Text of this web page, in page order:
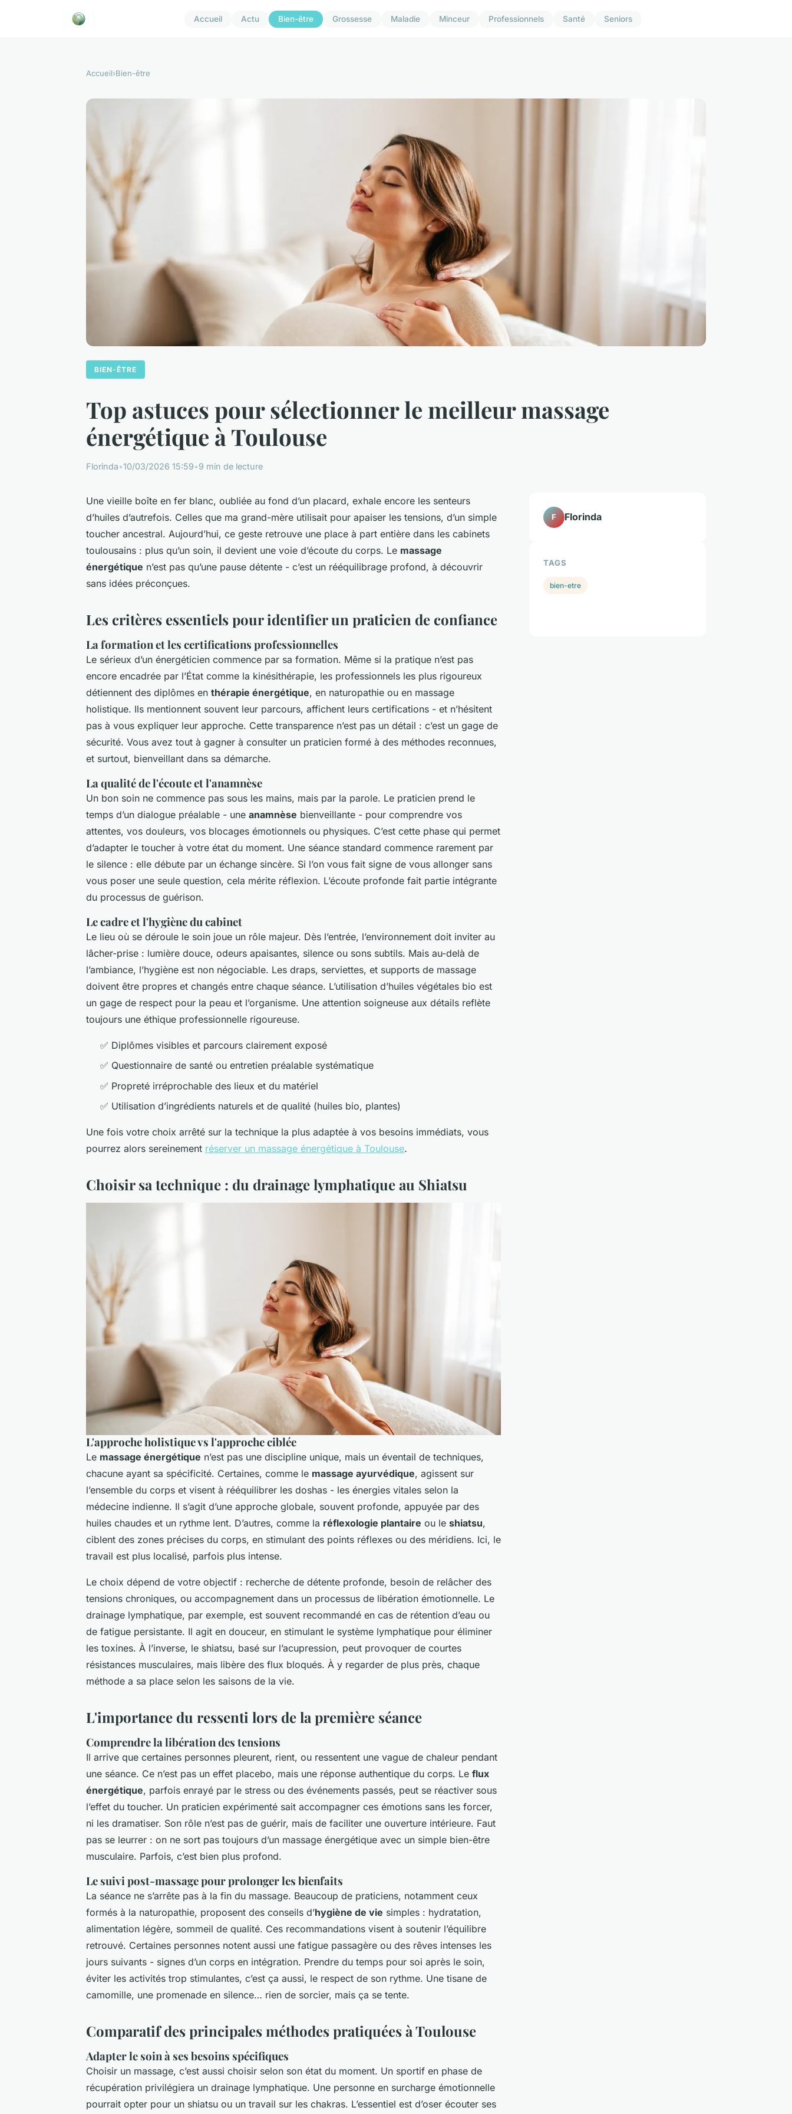
Accueil Actu Bien-être Grossesse Maladie Minceur Professionnels Santé Seniors
Accueil›Bien-être
BIEN-ÊTRE
Top astuces pour sélectionner le meilleur massage
énergétique à Toulouse
Florinda•10/03/2026 15:59•9 min de lecture
Une vieille boîte en fer blanc, oubliée au fond d’un placard, exhale encore les senteurs
d’huiles d’autrefois. Celles que ma grand-mère utilisait pour apaiser les tensions, d’un simple
toucher ancestral. Aujourd’hui, ce geste retrouve une place à part entière dans les cabinets
toulousains : plus qu’un soin, il devient une voie d’écoute du corps. Le massage
énergétique n’est pas qu’une pause détente - c’est un rééquilibrage profond, à découvrir
sans idées préconçues.
Les critères essentiels pour identifier un praticien de confiance
La formation et les certifications professionnelles
Le sérieux d’un énergéticien commence par sa formation. Même si la pratique n’est pas
encore encadrée par l’État comme la kinésithérapie, les professionnels les plus rigoureux
détiennent des diplômes en thérapie énergétique, en naturopathie ou en massage
holistique. Ils mentionnent souvent leur parcours, affichent leurs certifications - et n’hésitent
pas à vous expliquer leur approche. Cette transparence n’est pas un détail : c’est un gage de
sécurité. Vous avez tout à gagner à consulter un praticien formé à des méthodes reconnues,
et surtout, bienveillant dans sa démarche.
La qualité de l'écoute et l'anamnèse
Un bon soin ne commence pas sous les mains, mais par la parole. Le praticien prend le
temps d’un dialogue préalable - une anamnèse bienveillante - pour comprendre vos
attentes, vos douleurs, vos blocages émotionnels ou physiques. C’est cette phase qui permet
d’adapter le toucher à votre état du moment. Une séance standard commence rarement par
le silence : elle débute par un échange sincère. Si l’on vous fait signe de vous allonger sans
vous poser une seule question, cela mérite réflexion. L’écoute profonde fait partie intégrante
du processus de guérison.
Le cadre et l'hygiène du cabinet
Le lieu où se déroule le soin joue un rôle majeur. Dès l’entrée, l’environnement doit inviter au
lâcher-prise : lumière douce, odeurs apaisantes, silence ou sons subtils. Mais au-delà de
l’ambiance, l’hygiène est non négociable. Les draps, serviettes, et supports de massage
doivent être propres et changés entre chaque séance. L’utilisation d’huiles végétales bio est
un gage de respect pour la peau et l’organisme. Une attention soigneuse aux détails reflète
toujours une éthique professionnelle rigoureuse.
✅ Diplômes visibles et parcours clairement exposé
✅ Questionnaire de santé ou entretien préalable systématique
✅ Propreté irréprochable des lieux et du matériel
✅ Utilisation d’ingrédients naturels et de qualité (huiles bio, plantes)
Une fois votre choix arrêté sur la technique la plus adaptée à vos besoins immédiats, vous
pourrez alors sereinement réserver un massage énergétique à Toulouse.
Choisir sa technique : du drainage lymphatique au Shiatsu
L'approche holistique vs l'approche ciblée
Le massage énergétique n’est pas une discipline unique, mais un éventail de techniques,
chacune ayant sa spécificité. Certaines, comme le massage ayurvédique, agissent sur
l’ensemble du corps et visent à rééquilibrer les doshas - les énergies vitales selon la
médecine indienne. Il s’agit d’une approche globale, souvent profonde, appuyée par des
huiles chaudes et un rythme lent. D’autres, comme la réflexologie plantaire ou le shiatsu,
ciblent des zones précises du corps, en stimulant des points réflexes ou des méridiens. Ici, le
travail est plus localisé, parfois plus intense.
Le choix dépend de votre objectif : recherche de détente profonde, besoin de relâcher des
tensions chroniques, ou accompagnement dans un processus de libération émotionnelle. Le
drainage lymphatique, par exemple, est souvent recommandé en cas de rétention d’eau ou
de fatigue persistante. Il agit en douceur, en stimulant le système lymphatique pour éliminer
les toxines. À l’inverse, le shiatsu, basé sur l’acupression, peut provoquer de courtes
résistances musculaires, mais libère des flux bloqués. À y regarder de plus près, chaque
méthode a sa place selon les saisons de la vie.
L'importance du ressenti lors de la première séance
Comprendre la libération des tensions
Il arrive que certaines personnes pleurent, rient, ou ressentent une vague de chaleur pendant
une séance. Ce n’est pas un effet placebo, mais une réponse authentique du corps. Le flux
énergétique, parfois enrayé par le stress ou des événements passés, peut se réactiver sous
l’effet du toucher. Un praticien expérimenté sait accompagner ces émotions sans les forcer,
ni les dramatiser. Son rôle n’est pas de guérir, mais de faciliter une ouverture intérieure. Faut
pas se leurrer : on ne sort pas toujours d’un massage énergétique avec un simple bien-être
musculaire. Parfois, c’est bien plus profond.
Le suivi post-massage pour prolonger les bienfaits
La séance ne s’arrête pas à la fin du massage. Beaucoup de praticiens, notamment ceux
formés à la naturopathie, proposent des conseils d’hygiène de vie simples : hydratation,
alimentation légère, sommeil de qualité. Ces recommandations visent à soutenir l’équilibre
retrouvé. Certaines personnes notent aussi une fatigue passagère ou des rêves intenses les
jours suivants - signes d’un corps en intégration. Prendre du temps pour soi après le soin,
éviter les activités trop stimulantes, c’est ça aussi, le respect de son rythme. Une tisane de
camomille, une promenade en silence… rien de sorcier, mais ça se tente.
Comparatif des principales méthodes pratiquées à Toulouse
Adapter le soin à ses besoins spécifiques
Choisir un massage, c’est aussi choisir selon son état du moment. Un sportif en phase de
récupération privilégiera un drainage lymphatique. Une personne en surcharge émotionnelle
pourrait opter pour un shiatsu ou un travail sur les chakras. L’essentiel est d’oser écouter ses
F Florinda
TAGS
bien-etre